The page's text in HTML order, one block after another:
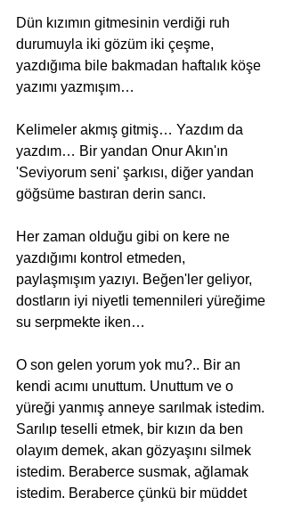
Dün kızımın gitmesinin verdiği ruh
durumuyla iki gözüm iki çeşme,
yazdığıma bile bakmadan haftalık köşe
yazımı yazmışım…
Kelimeler akmış gitmiş… Yazdım da
yazdım… Bir yandan Onur Akın'ın
'Seviyorum seni' şarkısı, diğer yandan
göğsüme bastıran derin sancı.
Her zaman olduğu gibi on kere ne
yazdığımı kontrol etmeden,
paylaşmışım yazıyı. Beğen'ler geliyor,
dostların iyi niyetli temennileri yüreğime
su serpmekte iken…
O son gelen yorum yok mu?.. Bir an
kendi acımı unuttum. Unuttum ve o
yüreği yanmış anneye sarılmak istedim.
Sarılıp teselli etmek, bir kızın da ben
olayım demek, akan gözyaşını silmek
istedim. Beraberce susmak, ağlamak
istedim. Beraberce çünkü bir müddet